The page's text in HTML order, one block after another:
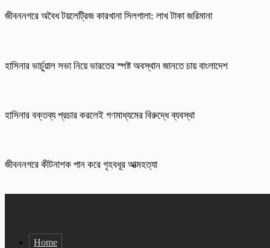
জীবননগরে অবৈধ টয়লেট্রিজ কারখানা সিলগালা: লাখ টাকা জরিমানা
হাসিনার ভার্চুয়াল সভা নিয়ে ভারতের স্পষ্ট অবস্থান জানতে চায় বাংলাদেশ
হাসিনার বক্তব্য প্রচার করলেই গণমাধ্যমের বিরুদ্ধে ব্যবস্থা
জীবননগরে কীটনাশক পান করে গৃহবধূর আত্মহত্যা
Home